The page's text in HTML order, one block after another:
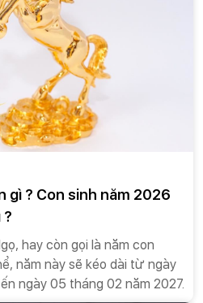
gì ? Con sinh năm 2026
?
hay còn gọi là năm con
năm này sẽ kéo dài từ ngày
ngày 05 tháng 02 năm 2027.